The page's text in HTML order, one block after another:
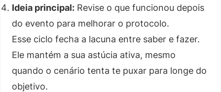
Ideia principal: Revise o que funcionou depois
do evento para melhorar o protocolo.
Esse ciclo fecha a lacuna entre saber e fazer.
Ele mantém a sua astúcia ativa, mesmo
quando o cenário tenta te puxar para longe do
objetivo.